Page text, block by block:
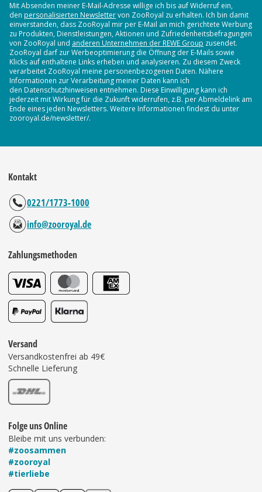
Mit Absenden meiner E-Mail-Adresse willige ich bis auf Widerruf ein,
den personalisierten Newslettervon ZooRoyal zu erhalten. Ich bin damit
einverstanden, dass ZooRoyal mir per E-Mail an mich gerichtete Werbung
zu Produkten, Dienstleistungen, Aktionen und Zufriedenheitsbefragungen
von ZooRoyal und anderen Unternehmen der REWE Group zusendet.
ZooRoyal darf zur Werbeoptimierung die Öffnung der E-Mails sowie
Klicks auf enthaltene Links erheben und analysieren. Zu diesem Zweck
verarbeitet ZooRoyal meine personenbezogenen Daten. Nähere
Informationen zur Verarbeitung meiner Daten kann ich
den Datenschutzhinweisen entnehmen. Diese Einwilligung kann ich
jederzeit mit Wirkung für die Zukunft widerrufen, z.B. per Abmeldelink am
Ende eines jeden Newsletters. Weitere Informationen findest du unter
zooroyal.de/newsletter/.
Kontakt
0221/1773-1000
info@zooroyal.de
Zahlungsmethoden
Versand
Versandkostenfrei ab 49€
Schnelle Lieferung
Folge uns Online
Bleibe mit uns verbunden:
#zoosammen
#zooroyal
#tierliebe